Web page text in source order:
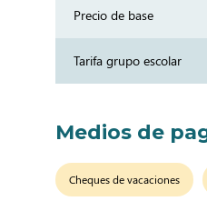
Precio de base
Tarifa grupo escolar
Medios de
Cheques de vacaciones